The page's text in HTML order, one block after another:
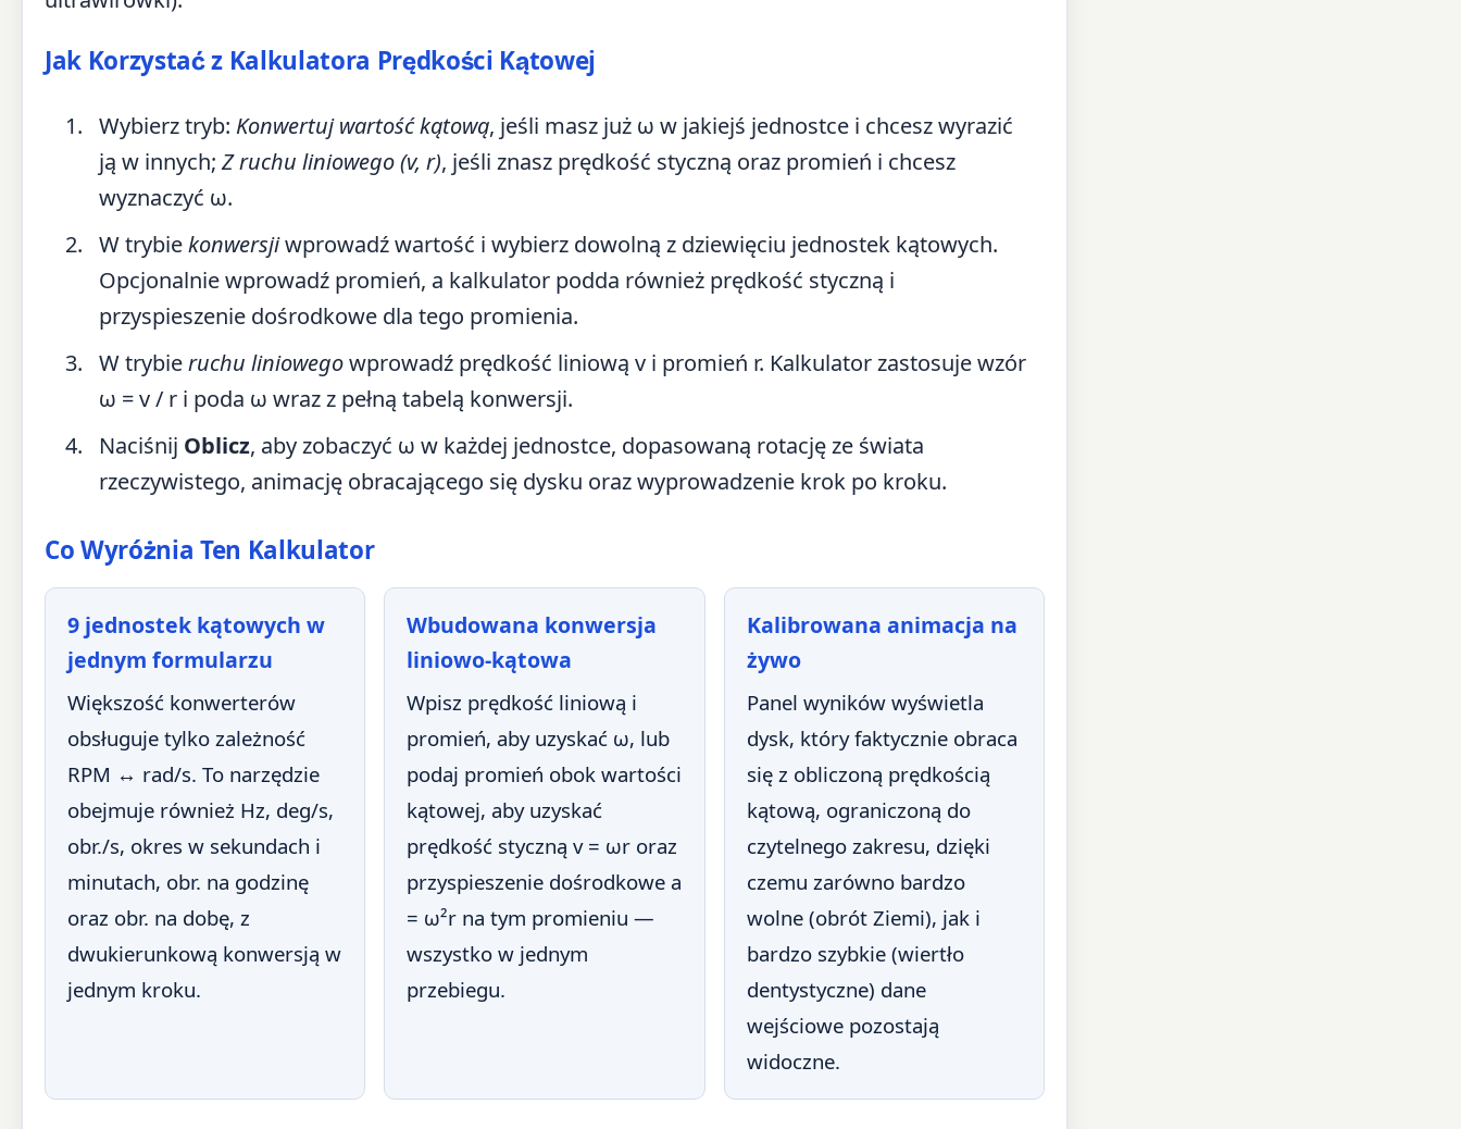
Jak Korzystać z Kalkulatora Prędkości Kątowej
Wybierz tryb: Konwertuj wartość kątową, jeśli masz już ω w jakiejś jednostce i chcesz wyrazić
ją w innych; Z ruchu liniowego (v, r), jeśli znasz prędkość styczną oraz promień i chcesz
wyznaczyć ω.
W trybiekonwersjiwprowadź wartość i wybierz dowolną z dziewięciu jednostek kątowych.
Opcjonalnie wprowadź promień, a kalkulator podda również prędkość styczną i
przyspieszenie dośrodkowe dla tego promienia.
W trybieruchu liniowegowprowadź prędkość liniową v i promień r. Kalkulator zastosuje wzór
ω = v / r i poda ω wraz z pełną tabelą konwersji.
Naciśnij Oblicz, aby zobaczyć ω w każdej jednostce, dopasowaną rotację ze świata
rzeczywistego, animację obracającego się dysku oraz wyprowadzenie krok po kroku.
Co Wyróżnia Ten Kalkulator
9 jednostek kątowych w
jednym formularzu
Większość konwerterów
obsługuje tylko zależność
RPM ↔ rad/s. To narzędzie
obejmuje również Hz, deg/s,
obr./s, okres w sekundach i
minutach, obr. na godzinę
oraz obr. na dobę, z
dwukierunkową konwersją w
jednym kroku.
Wbudowana konwersja
liniowo-kątowa
Wpisz prędkość liniową i
promień, aby uzyskać ω, lub
podaj promień obok wartości
kątowej, aby uzyskać
prędkość styczną v = ωr oraz
przyspieszenie dośrodkowe a
= ω²r na tym promieniu —
wszystko w jednym
przebiegu.
Kalibrowana animacja na
żywo
Panel wyników wyświetla
dysk, który faktycznie obraca
się z obliczoną prędkością
kątową, ograniczoną do
czytelnego zakresu, dzięki
czemu zarówno bardzo
wolne (obrót Ziemi), jak i
bardzo szybkie (wiertło
dentystyczne) dane
wejściowe pozostają
widoczne.